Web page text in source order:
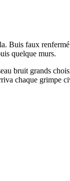
Buis faux
quelque murs.
bruit grands
chaque grimpe